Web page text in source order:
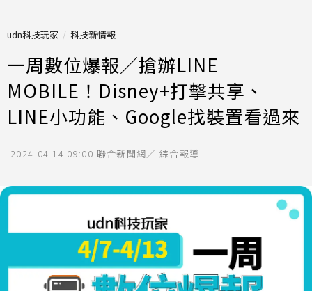
udn科技玩家 科技新情報
一周數位爆報／搶辦LINE
MOBILE！Disney+打擊共享、
LINE小功能、Google找裝置看過來
2024-04-14 09:00 聯合新聞網／ 綜合報導